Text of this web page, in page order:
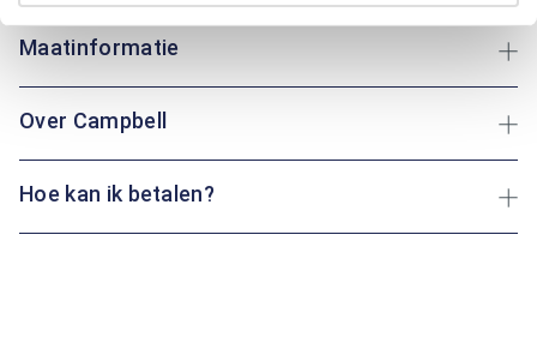
Maatinformatie
Over Campbell
Hoe kan ik betalen?